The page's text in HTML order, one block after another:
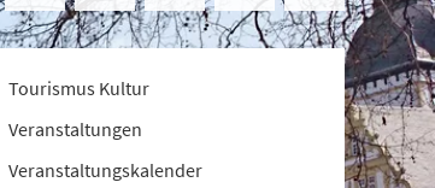
Tourismus Kultur
Veranstaltungen
Veranstaltungskalender